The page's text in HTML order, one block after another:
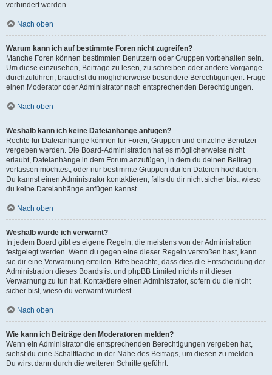
verhindert werden.
Nach oben
Warum kann ich auf bestimmte Foren nicht zugreifen?
Manche Foren können bestimmten Benutzern oder Gruppen vorbehalten sein.
Um diese einzusehen, Beiträge zu lesen, zu schreiben oder andere Vorgänge
durchzuführen, brauchst du möglicherweise besondere Berechtigungen. Frage
einen Moderator oder Administrator nach entsprechenden Berechtigungen.
Nach oben
Weshalb kann ich keine Dateianhänge anfügen?
Rechte für Dateianhänge können für Foren, Gruppen und einzelne Benutzer
vergeben werden. Die Board-Administration hat es möglicherweise nicht
erlaubt, Dateianhänge in dem Forum anzufügen, in dem du deinen Beitrag
verfassen möchtest, oder nur bestimmte Gruppen dürfen Dateien hochladen.
Du kannst einen Administrator kontaktieren, falls du dir nicht sicher bist, wieso
du keine Dateianhänge anfügen kannst.
Nach oben
Weshalb wurde ich verwarnt?
In jedem Board gibt es eigene Regeln, die meistens von der Administration
festgelegt werden. Wenn du gegen eine dieser Regeln verstoßen hast, kann
sie dir eine Verwarnung erteilen. Bitte beachte, dass dies die Entscheidung der
Administration dieses Boards ist und phpBB Limited nichts mit dieser
Verwarnung zu tun hat. Kontaktiere einen Administrator, sofern du die nicht
sicher bist, wieso du verwarnt wurdest.
Nach oben
Wie kann ich Beiträge den Moderatoren melden?
Wenn ein Administrator die entsprechenden Berechtigungen vergeben hat,
siehst du eine Schaltfläche in der Nähe des Beitrags, um diesen zu melden.
Du wirst dann durch die weiteren Schritte geführt.